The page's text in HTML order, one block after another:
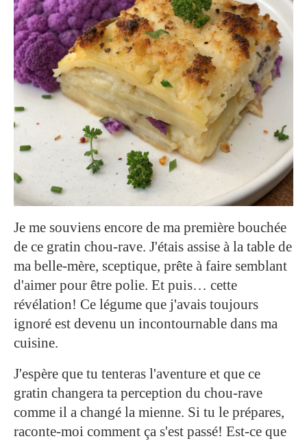
Je me souviens encore de ma première bouchée
de ce gratin chou-rave. J'étais assise à la table de
ma belle-mère, sceptique, prête à faire semblant
d'aimer pour être polie. Et puis… cette
révélation! Ce légume que j'avais toujours
ignoré est devenu un incontournable dans ma
cuisine.
J'espère que tu tenteras l'aventure et que ce
gratin changera ta perception du chou-rave
comme il a changé la mienne. Si tu le prépares,
raconte-moi comment ça s'est passé! Est-ce que